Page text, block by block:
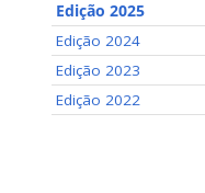
Edição 2025
Edição 2024
Edição 2023
Edição 2022